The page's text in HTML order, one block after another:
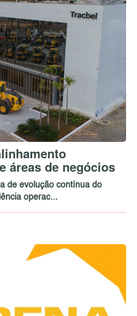
áreas de negócios
de evolução contínua do
operac...